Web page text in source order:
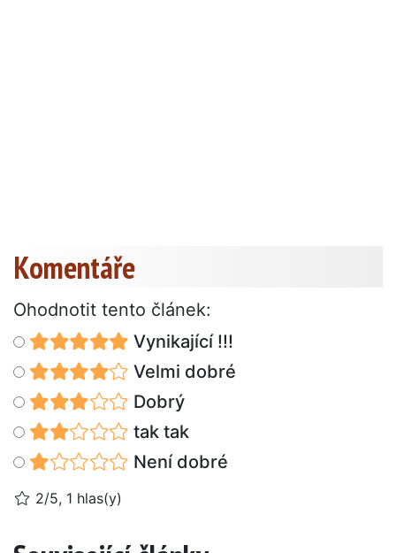
Komentáře
Ohodnotit tento článek:
Vynikající !!!
Velmi dobré
Dobrý
tak tak
Není dobré
2/5, 1 hlas(y)